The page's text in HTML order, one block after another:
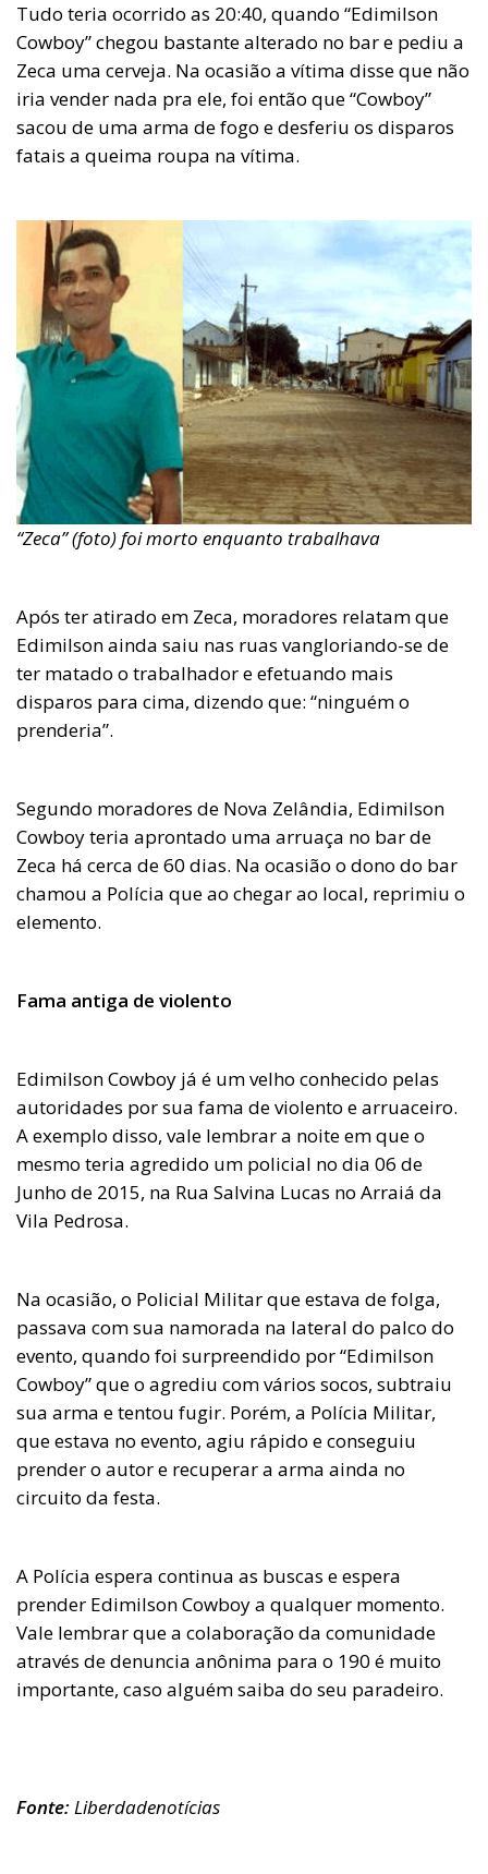
Tudo teria ocorrido as 20:40, quando “Edimilson
Cowboy” chegou bastante alterado no bar e pediu a
Zeca uma cerveja. Na ocasião a vítima disse que não
iria vender nada pra ele, foi então que “Cowboy”
sacou de uma arma de fogo e desferiu os disparos
fatais a queima roupa na vítima.
“Zeca” (foto) foi morto enquanto trabalhava
Após ter atirado em Zeca, moradores relatam que
Edimilson ainda saiu nas ruas vangloriando-se de
ter matado o trabalhador e efetuando mais
disparos para cima, dizendo que: “ninguém o
prenderia”.
Segundo moradores de Nova Zelândia, Edimilson
Cowboy teria aprontado uma arruaça no bar de
Zeca há cerca de 60 dias. Na ocasião o dono do bar
chamou a Polícia que ao chegar ao local, reprimiu o
elemento.
Fama antiga de violento
Edimilson Cowboy já é um velho conhecido pelas
autoridades por sua fama de violento e arruaceiro.
A exemplo disso, vale lembrar a noite em que o
mesmo teria agredido um policial no dia 06 de
Junho de 2015, na Rua Salvina Lucas no Arraiá da
Vila Pedrosa.
Na ocasião, o Policial Militar que estava de folga,
passava com sua namorada na lateral do palco do
evento, quando foi surpreendido por “Edimilson
Cowboy” que o agrediu com vários socos, subtraiu
sua arma e tentou fugir. Porém, a Polícia Militar,
que estava no evento, agiu rápido e conseguiu
prender o autor e recuperar a arma ainda no
circuito da festa.
A Polícia espera continua as buscas e espera
prender Edimilson Cowboy a qualquer momento.
Vale lembrar que a colaboração da comunidade
através de denuncia anônima para o 190 é muito
importante, caso alguém saiba do seu paradeiro.
Fonte:Liberdadenotícias